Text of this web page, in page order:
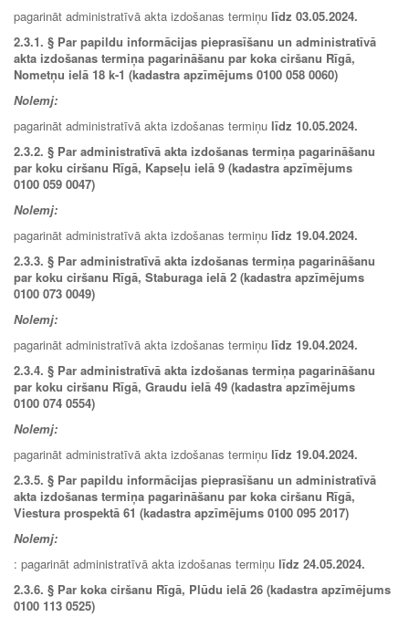
pagarināt administratīvā akta izdošanas termiņu līdz 03.05.2024.
2.3.1. § Par papildu informācijas pieprasīšanu un administratīvā
akta izdošanas termiņa pagarināšanu par koka ciršanu Rīgā,
Nometņu ielā 18 k-1 (kadastra apzīmējums 0100 058 0060)
Nolemj:
pagarināt administratīvā akta izdošanas termiņu līdz 10.05.2024.
2.3.2. § Par administratīvā akta izdošanas termiņa pagarināšanu
par koku ciršanu Rīgā, Kapseļu ielā 9 (kadastra apzīmējums
0100 059 0047)
Nolemj:
pagarināt administratīvā akta izdošanas termiņu līdz 19.04.2024.
2.3.3. § Par administratīvā akta izdošanas termiņa pagarināšanu
par koku ciršanu Rīgā, Staburaga ielā 2 (kadastra apzīmējums
0100 073 0049)
Nolemj:
pagarināt administratīvā akta izdošanas termiņu līdz 19.04.2024.
2.3.4. § Par administratīvā akta izdošanas termiņa pagarināšanu
par koku ciršanu Rīgā, Graudu ielā 49 (kadastra apzīmējums
0100 074 0554)
Nolemj:
pagarināt administratīvā akta izdošanas termiņu līdz 19.04.2024.
2.3.5. § Par papildu informācijas pieprasīšanu un administratīvā
akta izdošanas termiņa pagarināšanu par koka ciršanu Rīgā,
Viestura prospektā 61 (kadastra apzīmējums 0100 095 2017)
Nolemj:
: pagarināt administratīvā akta izdošanas termiņu līdz 24.05.2024.
2.3.6. § Par koka ciršanu Rīgā, Plūdu ielā 26 (kadastra apzīmējums
0100 113 0525)